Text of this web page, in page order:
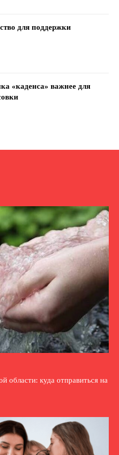
для поддержки
«каденса» важнее для
области: куда отправиться на